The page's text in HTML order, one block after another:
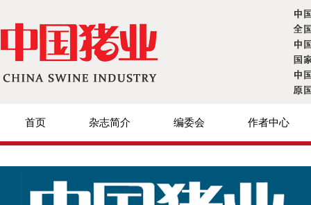
首页 杂志简介 编委会 作者中心